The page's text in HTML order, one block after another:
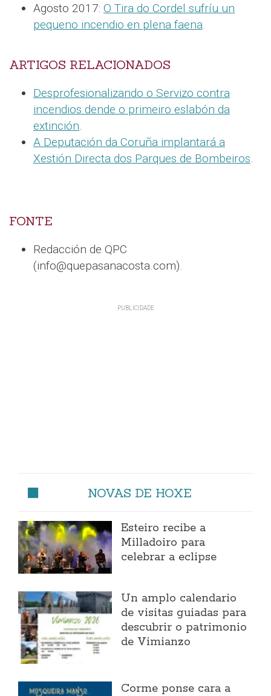
Agosto 2017: O Tira do Cordel sufríu un
pequeno incendio en plena faena
ARTIGOS RELACIONADOS
Desprofesionalizando o Servizo contra
incendios dende o primeiro eslabón da
extinción
A Deputación da Coruña implantará a
Xestión Directa dos Parques de Bombeiros
FONTE
Redacción de QPC
(info@quepasanacosta.com).
NOVAS DE HOXE
Esteiro recibe a
Milladoiro para
celebrar a eclipse
Un amplo calendario
de visitas guiadas para
descubrir o patrimonio
de Vimianzo
Corme ponse cara a